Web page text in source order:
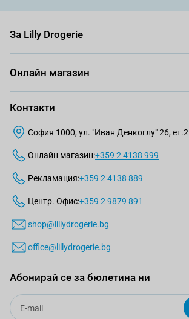
За Lilly Drogerie
Онлайн магазин
Контакти
София 1000, ул. "Иван Денкоглу" 26, ет.2
Онлайн магазин:+359 2 4138 999
Рекламация:+359 2 4138 889
Центр. Офис:+359 2 9879 891
shop@lillydrogerie.bg
office@lillydrogerie.bg
Абонирай се за бюлетина ни
Email